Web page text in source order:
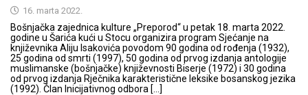
16. marta 2022.
Bošnjačka zajednica kulture „Preporod“ u petak 18. marta 2022.
godine u Šarića kući u Stocu organizira program Sjećanje na
književnika Aliju Isakovića povodom 90 godina od rođenja (1932),
25 godina od smrti (1997), 50 godina od prvog izdanja antologije
muslimanske (bošnjačke) književnosti Biserje (1972) i 30 godina
od prvog izdanja Rječnika karakteristične leksike bosanskog jezika
(1992). Član Inicijativnog odbora […]